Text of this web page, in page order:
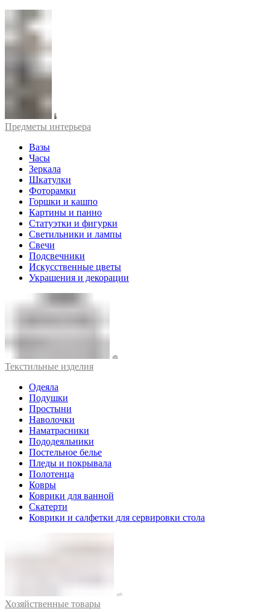
Предметы интерьера
Вазы
Часы
Зеркала
Шкатулки
Фоторамки
Горшки и кашпо
Картины и панно
Статуэтки и фигурки
Светильники и лампы
Свечи
Подсвечники
Искусственные цветы
Украшения и декорации
Текстильные изделия
Одеяла
Подушки
Простыни
Наволочки
Наматрасники
Пододеяльники
Постельное белье
Пледы и покрывала
Полотенца
Ковры
Коврики для ванной
Скатерти
Коврики и салфетки для сервировки стола
Хозяйственные товары